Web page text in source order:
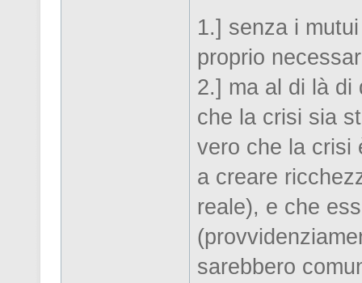
1.] senza i
proprio
2.] ma al di là di
che la crisi sia
vero che la crisi
a creare
reale), e che
sarebbero